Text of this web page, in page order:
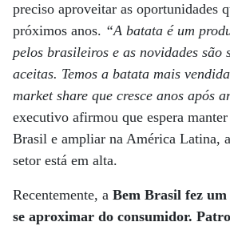
preciso aproveitar as oportunidades
próximos anos. “A batata é um
pelos brasileiros e as novidades são
aceitas. Temos a batata mais
market share que cresce anos após
executivo afirmou que espera
Brasil e ampliar na América Latina,
setor está em alta.
Recentemente, a Bem Brasil fez
se aproximar do consumidor.